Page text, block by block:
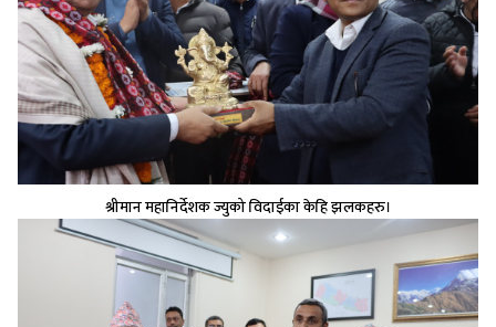
श्रीमान महानिर्देशक ज्युको विदाईका केहि झलकहरु।